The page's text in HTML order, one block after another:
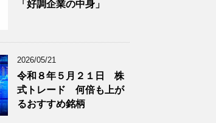
「好調企業の中身」
2026/05/21
令和８年５月２１日 株
式トレード 何倍も上が
るおすすめ銘柄